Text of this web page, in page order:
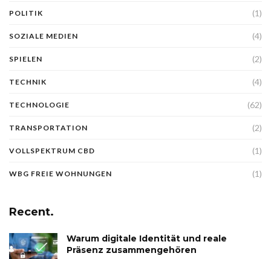
POLITIK (1)
SOZIALE MEDIEN (4)
SPIELEN (2)
TECHNIK (4)
TECHNOLOGIE (62)
TRANSPORTATION (2)
VOLLSPEKTRUM CBD (1)
WBG FREIE WOHNUNGEN (1)
Recent.
Warum digitale Identität und reale
Präsenz zusammengehören